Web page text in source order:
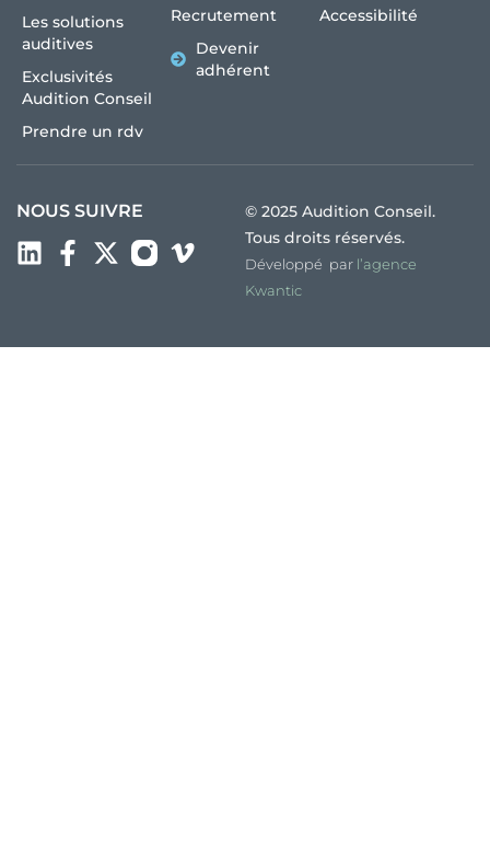
Les solutions
auditives
Exclusivités
Audition Conseil
Prendre un rdv
Recrutement
Devenir
adhérent
Accessibilité
NOUS SUIVRE
© 2025 Audition Conseil.
Tous droits réservés.
Développé par l’agence
Kwantic